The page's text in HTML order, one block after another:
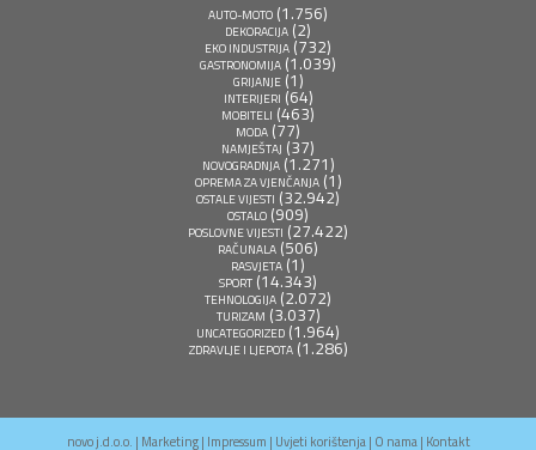
AUTO-MOTO (1.756)
DEKORACIJA (2)
EKO INDUSTRIJA (732)
GASTRONOMIJA (1.039)
GRIJANJE(1)
INTERIJERI (64)
MOBITELI (463)
MODA (77)
NAMJEŠTAJ (37)
NOVOGRADNJA(1.271)
OPREMA ZA VJENČANJA(1)
OSTALE VIJESTI (32.942)
OSTALO (909)
POSLOVNE VIJESTI (27.422)
RAČUNALA (506)
RASVJETA (1)
SPORT (14.343)
TEHNOLOGIJA (2.072)
TURIZAM (3.037)
UNCATEGORIZED (1.964)
ZDRAVLJE I LJEPOTA(1.286)
novo j.d.o.o. | Marketing| Impressum | Uvjeti korištenja| O nama| Kontakt